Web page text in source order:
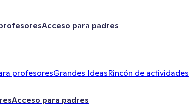
Acceso para padres
profesoresGrandes IdeasRincón de actividades
Acceso para padres